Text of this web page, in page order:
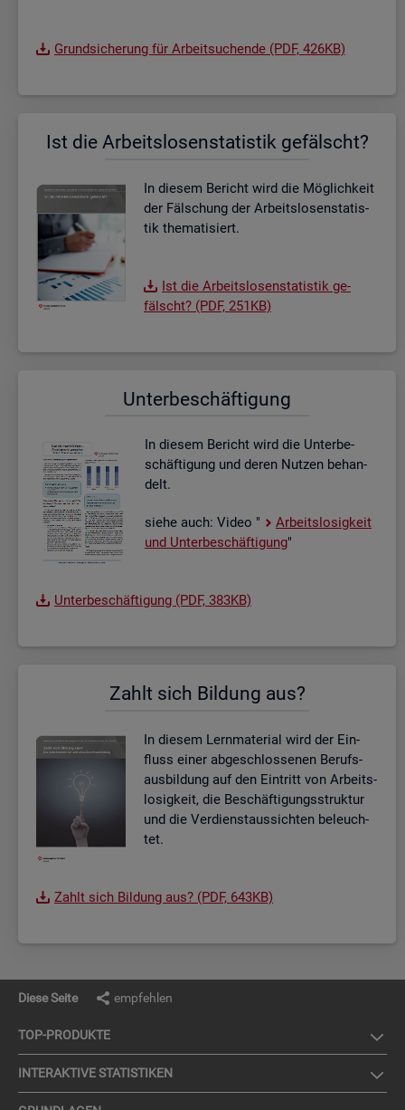
Grund­si­che­rung für Ar­beit­su­chen­de (PDF, 426KB)
Ist die Ar­beits­lo­sen­sta­tis­tik ge­fälscht?
In die­sem Be­richt wird die Mög­lich­keit
der Fäl­schung der Ar­beits­lo­sen­sta­tis­
tik the­ma­ti­siert.
Ist die Ar­beits­lo­sen­sta­tis­tik ge­
fälscht? (PDF, 251KB)
Un­ter­be­schäf­ti­gung
In die­sem Be­richt wird die Un­ter­be­
schäf­ti­gung und deren Nut­zen be­han­
delt.
siehe auch: Video "
Ar­beits­lo­sig­keit
und Un­ter­be­schäf­ti­gung"
Un­ter­be­schäf­ti­gung (PDF, 383KB)
Zahlt sich Bil­dung aus?
In die­sem Lern­ma­te­ri­al wird der Ein­
fluss einer ab­ge­schlos­se­nen Be­rufs­
aus­bil­dung auf den Ein­tritt von Ar­beits­
lo­sig­keit, die Be­schäf­ti­gungs­struk­tur
und die Ver­dienst­aus­sich­ten be­leuch­
tet.
Zahlt sich Bil­dung aus? (PDF, 643KB)
Diese Seite empfehlen
TOP-PRO­DUK­TE
IN­TER­AK­TI­VE STA­TIS­TI­KEN